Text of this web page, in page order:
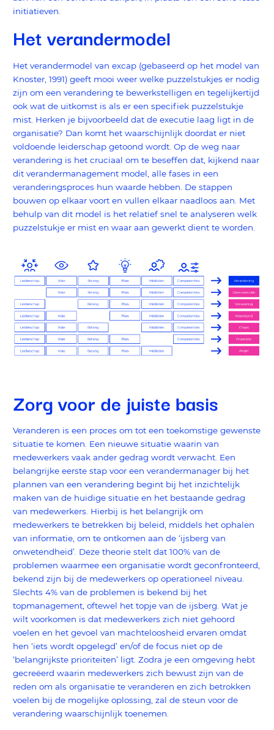
initiatieven.
Het verandermodel
Het verandermodel van excap (gebaseerd op het model van
Knoster, 1991) geeft mooi weer welke puzzelstukjes er nodig
zijn om een verandering te bewerkstelligen en tegelijkertijd
ook wat de uitkomst is als er een specifiek puzzelstukje
mist. Herken je bijvoorbeeld dat de executie laag ligt in de
organisatie? Dan komt het waarschijnlijk doordat er niet
voldoende leiderschap getoond wordt. Op de weg naar
verandering is het cruciaal om te beseffen dat, kijkend naar
dit verandermanagement model, alle fases in een
veranderingsproces hun waarde hebben. De stappen
bouwen op elkaar voort en vullen elkaar naadloos aan. Met
behulp van dit model is het relatief snel te analyseren welk
puzzelstukje er mist en waar aan gewerkt dient te worden.
Zorg voor de juiste basis
Veranderen is een proces om tot een toekomstige gewenste
situatie te komen. Een nieuwe situatie waarin van
medewerkers vaak ander gedrag wordt verwacht. Een
belangrijke eerste stap voor een verandermanager bij het
plannen van een verandering begint bij het inzichtelijk
maken van de huidige situatie en het bestaande gedrag
van medewerkers. Hierbij is het belangrijk om
medewerkers te betrekken bij beleid, middels het ophalen
van informatie, om te ontkomen aan de ‘ijsberg van
onwetendheid’. Deze theorie stelt dat 100% van de
problemen waarmee een organisatie wordt geconfronteerd,
bekend zijn bij de medewerkers op operationeel niveau.
Slechts 4% van de problemen is bekend bij het
topmanagement, oftewel het topje van de ijsberg. Wat je
wilt voorkomen is dat medewerkers zich niet gehoord
voelen en het gevoel van machteloosheid ervaren omdat
hen ‘iets wordt opgelegd’ en/of de focus niet op de
‘belangrijkste prioriteiten’ ligt. Zodra je een omgeving hebt
gecreëerd waarin medewerkers zich bewust zijn van de
reden om als organisatie te veranderen en zich betrokken
voelen bij de mogelijke oplossing, zal de steun voor de
verandering waarschijnlijk toenemen.